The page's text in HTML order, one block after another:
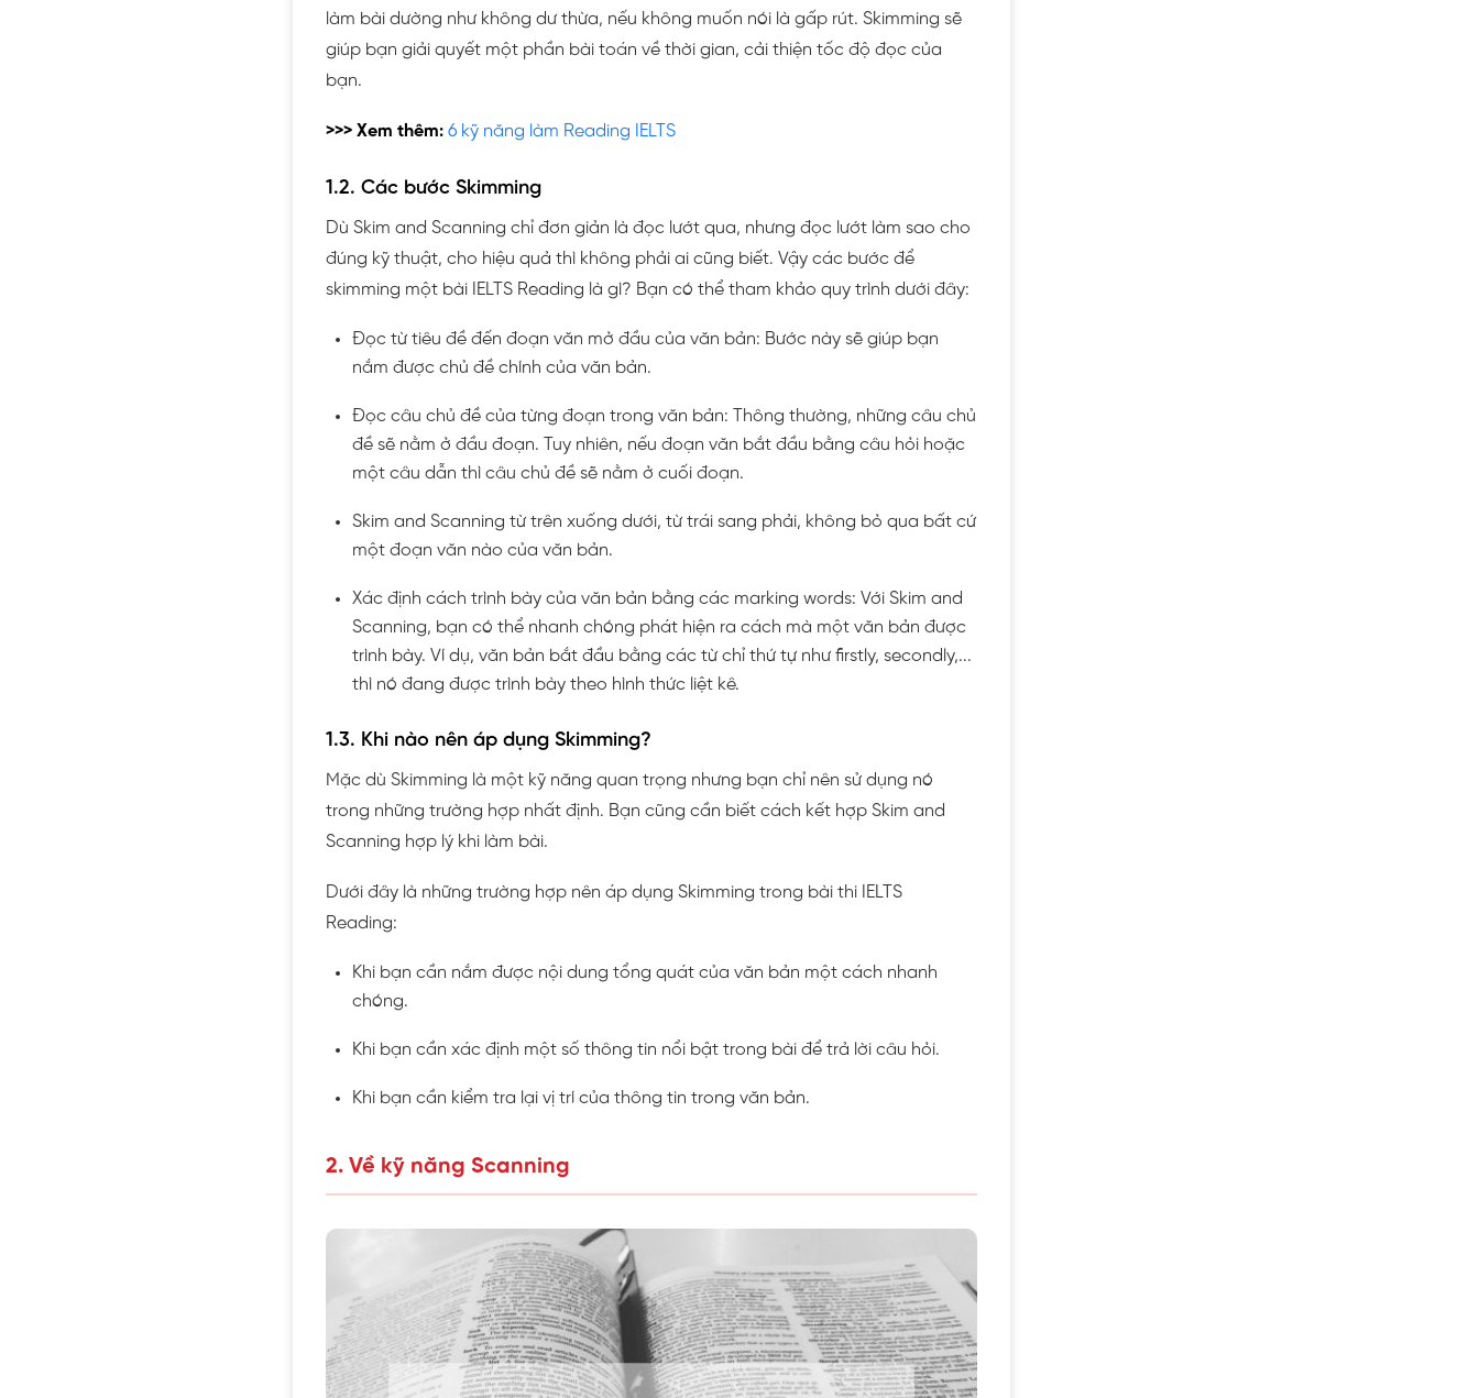
làm bài dường như không dư thừa, nếu không muốn nói là gấp rút. Skimming sẽ
giúp bạn giải quyết một phần bài toán về thời gian, cải thiện tốc độ đọc của
bạn.
>>> Xem thêm: 6 kỹ năng làm Reading IELTS
1.2. Các bước Skimming
Dù Skim and Scanning chỉ đơn giản là đọc lướt qua, nhưng đọc lướt làm sao cho
đúng kỹ thuật, cho hiệu quả thì không phải ai cũng biết. Vậy các bước để
skimming một bài IELTS Reading là gì? Bạn có thể tham khảo quy trình dưới đây:
Đọc từ tiêu đề đến đoạn văn mở đầu của văn bản: Bước này sẽ giúp bạn
nắm được chủ đề chính của văn bản.
Đọc câu chủ đề của từng đoạn trong văn bản: Thông thường, những câu chủ
đề sẽ nằm ở đầu đoạn. Tuy nhiên, nếu đoạn văn bắt đầu bằng câu hỏi hoặc
một câu dẫn thì câu chủ đề sẽ nằm ở cuối đoạn.
Skim and Scanning từ trên xuống dưới, từ trái sang phải, không bỏ qua bất cứ
một đoạn văn nào của văn bản.
Xác định cách trình bày của văn bản bằng các marking words: Với Skim and
Scanning, bạn có thể nhanh chóng phát hiện ra cách mà một văn bản được
trình bày. Ví dụ, văn bản bắt đầu bằng các từ chỉ thứ tự như firstly, secondly,...
thì nó đang được trình bày theo hình thức liệt kê.
1.3. Khi nào nên áp dụng Skimming?
Mặc dù Skimming là một kỹ năng quan trọng nhưng bạn chỉ nên sử dụng nó
trong những trường hợp nhất định. Bạn cũng cần biết cách kết hợp Skim and
Scanning hợp lý khi làm bài.
Dưới đây là những trường hợp nên áp dụng Skimming trong bài thi IELTS
Reading:
Khi bạn cần nắm được nội dung tổng quát của văn bản một cách nhanh
chóng.
Khi bạn cần xác định một số thông tin nổi bật trong bài để trả lời câu hỏi.
Khi bạn cần kiểm tra lại vị trí của thông tin trong văn bản.
2. Về kỹ năng Scanning